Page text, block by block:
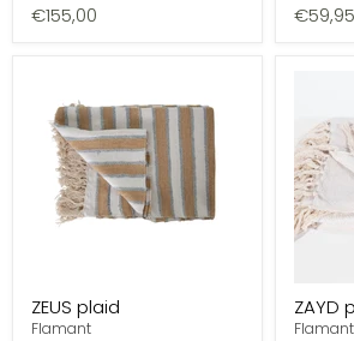
€155,00 €59,95
ZEUS plaid
Flamant
ZAYD
Flamant